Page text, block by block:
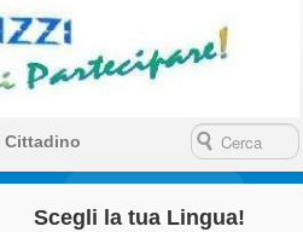
Cittadino
Scegli la tua Lingua!